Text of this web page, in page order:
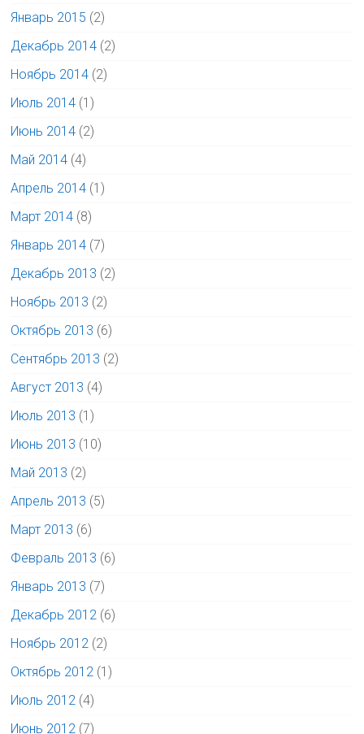
Январь 2015 (2)
Декабрь 2014 (2)
Ноябрь 2014 (2)
Июль 2014 (1)
Июнь 2014 (2)
Май 2014 (4)
Апрель 2014 (1)
Март 2014 (8)
Январь 2014 (7)
Декабрь 2013 (2)
Ноябрь 2013 (2)
Октябрь 2013 (6)
Сентябрь 2013 (2)
Август 2013 (4)
Июль 2013 (1)
Июнь 2013 (10)
Май 2013 (2)
Апрель 2013 (5)
Март 2013 (6)
Февраль 2013 (6)
Январь 2013 (7)
Декабрь 2012 (6)
Ноябрь 2012 (2)
Октябрь 2012 (1)
Июль 2012 (4)
Июнь 2012 (7)